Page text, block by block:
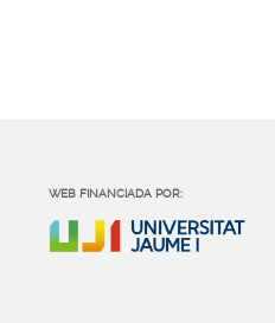
WEB FINANCIADA POR: